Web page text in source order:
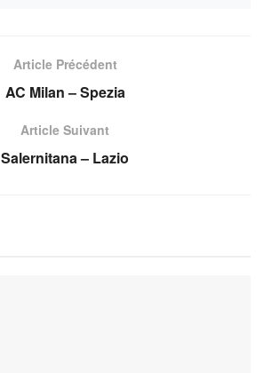
Article Précédent
AC Milan – Spezia
Article Suivant
Salernitana – Lazio